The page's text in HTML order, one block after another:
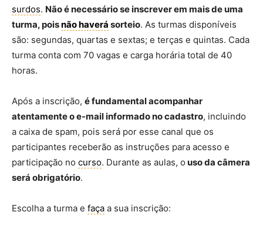
surdos. Não é necessário se inscrever em mais de uma
turma, poisnão haverá sorteio. As turmas disponíveis
são: segundas, quartas e sextas; e terças e quintas. Cada
turma conta com 70 vagas e carga horária total de 40
horas.
Após a inscrição, é fundamental acompanhar
atentamente o e-mail informado no cadastro, incluindo
a caixa de spam, pois será por esse canal que os
participantes receberão as instruções para acesso e
participação no curso. Durante as aulas, o uso da câmera
será obrigatório.
Escolha a turma e faça a sua inscrição: